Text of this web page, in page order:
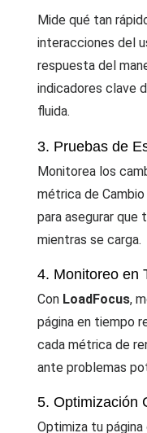
Mide qué tan
interacciones del
respuesta del
indicadores clave
fluida.
3. Pruebas de
Monitorea los
métrica de
para asegurar que
mientras se carga.
4. Monitoreo en
Con LoadFocus,
página en tiempo
cada métrica de
ante problemas
5. Optimización
Optimiza tu